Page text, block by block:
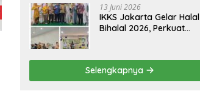
13 Juni 2026
IKKS Jakarta Gelar Halal
Bihalal 2026, Perkuat
Warga Kuansing
Selengkapnya